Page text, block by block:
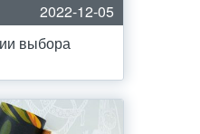
2022-12-05
выбора